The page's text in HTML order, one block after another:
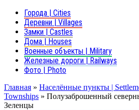
Города | Cities
Деревни | Villages
Замки | Castles
Дома | Houses
Военные объекты | Military
Железные дороги | Railways
Фото | Photo
Главная » Населённые пункты |
Townships » Полузаброшенный
Зеленцы